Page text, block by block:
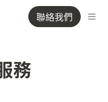
聯絡我們
務